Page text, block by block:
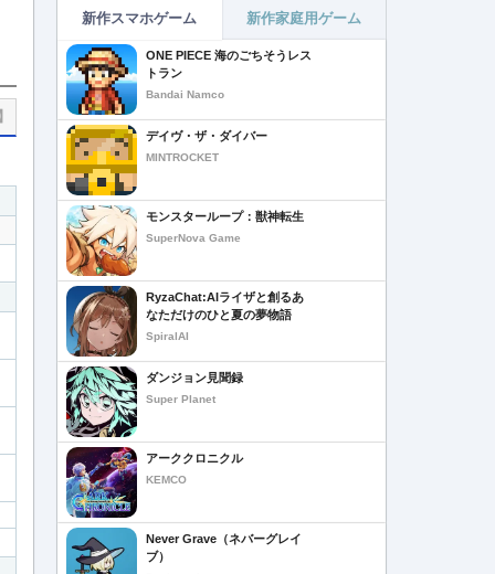
新作スマホゲーム 新作家庭用ゲーム
ONE PIECE 海のごちそうレス
トラン
Bandai Namco
デイヴ・ザ・ダイバー
MINTROCKET
モンスターループ：獣神転生
SuperNova Game
RyzaChat:AIライザと創るあ
なただけのひと夏の夢物語
SpiralAI
ダンジョン見聞録
Super Planet
アーククロニクル
KEMCO
Never Grave（ネバーグレイ
ブ）